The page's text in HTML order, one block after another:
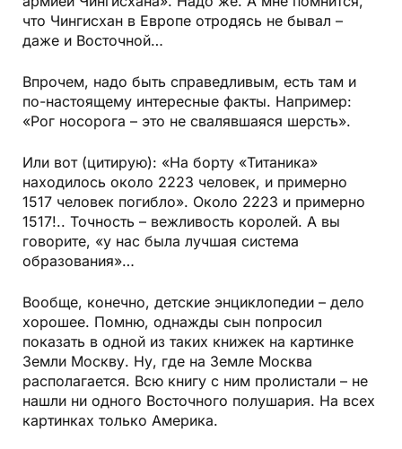
что Чингисхан в Европе отродясь не бывал –
даже и Восточной…
Впрочем, надо быть справедливым, есть там и
по-настоящему интересные факты. Например:
«Рог носорога – это не свалявшаяся шерсть».
Или вот (цитирую): «На борту «Титаника»
находилось около 2223 человек, и примерно
1517 человек погибло». Около 2223 и примерно
1517!.. Точность – вежливость королей. А вы
говорите, «у нас была лучшая система
образования»…
Вообще, конечно, детские энциклопедии – дело
хорошее. Помню, однажды сын попросил
показать в одной из таких книжек на картинке
Земли Москву. Ну, где на Земле Москва
располагается. Всю книгу с ним пролистали – не
нашли ни одного Восточного полушария. На всех
картинках только Америка.